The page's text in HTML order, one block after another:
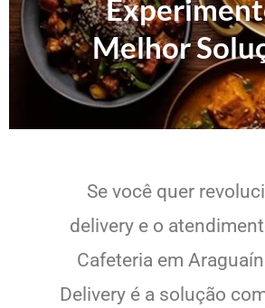
Melhor
Se você quer
delivery e o
Cafeteria em
Delivery é a solução